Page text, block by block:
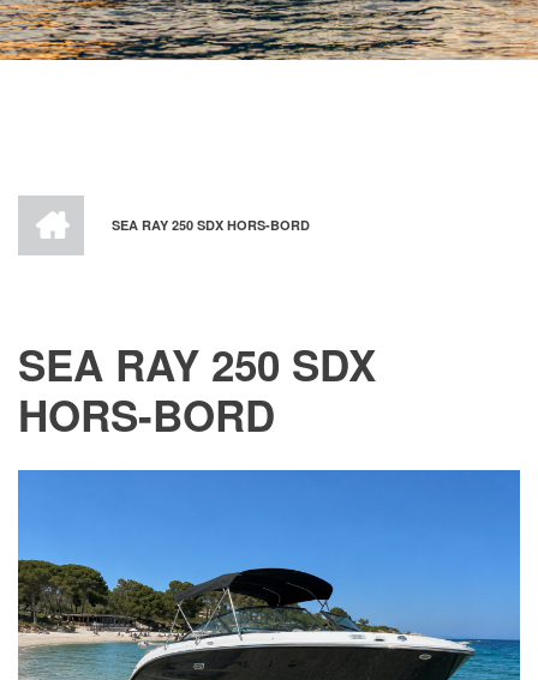
FIL
SEA RAY 250 SDX HORS-BORD
SEA RAY 250 SDX
HORS-BORD